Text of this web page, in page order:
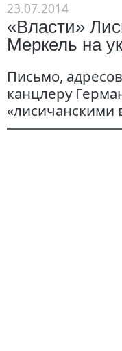
23.07.2014
«Власти»
Меркель на
Письмо,
канцлеру
«лисичанскими